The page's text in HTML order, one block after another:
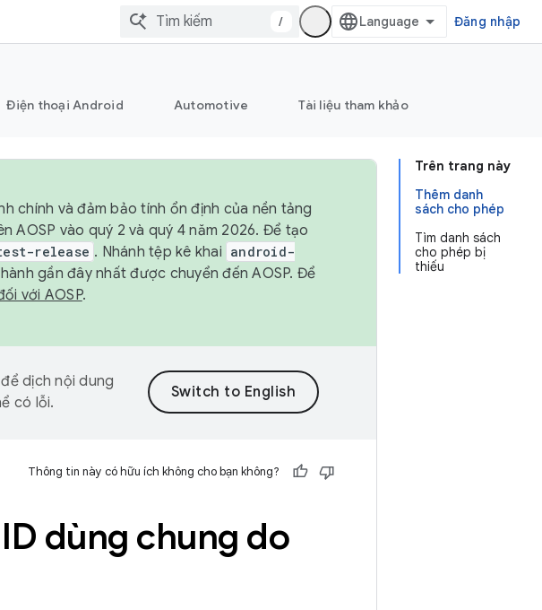
/ Đăng nhập
Điện thoại Android Automotive Tài liệu tham khảo
Trên trang này
Thêm danh
sách cho phép
Tìm danh sách
cho phép bị
thiếu
chính và đảm bảo tính ổn định của nền tảng
AOSP vào quý 2 và quý 4 năm 2026. Để tạo
release . Nhánh tệp kê khai android-
gần đây nhất được chuyển đến AOSP. Để
với AOSP.
dịch nội dung
có lỗi.
Thông tin này có hữu ích không cho bạn không?
dùng chung do